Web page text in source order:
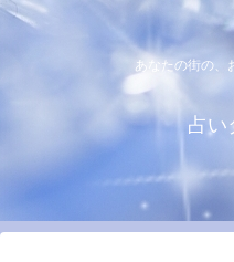
あなたの街の、
占い